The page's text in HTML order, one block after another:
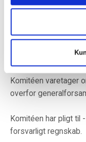
medlemmerne er
formandens stemme
Komitéen varetager
overfor
Komitéen har pligt til
forsvarligt regnskab.